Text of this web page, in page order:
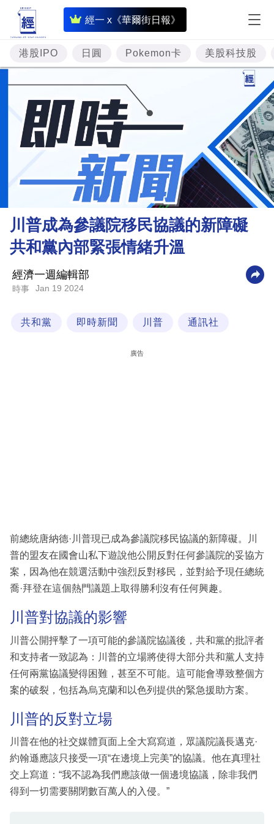
經一 x《華爾街日報》
即
時
財
經
專
題
投
資
樓
市
財
商
業
科
區
港股IPO 日圓 Pokemon卡 美股科技股
川普成為參議院移民協議的新障礙
共和黨內部緊張情緒升溫
經濟一週編輯部
時事 Jan 19 2024
共和黨 即時新聞 川普 通訊社
廣告
前總統唐納德·川普現已成為參議院移民協議的新障礙。川
普的盟友在國會山私下遊說他公開反對任何參議院的妥協方
案，因為他在競選活動中強烈反對移民，並對給予現任總統
喬·拜登在這個熱門議題上取得勝利沒有任何興趣。
川普對協議的影響
川普公開抨擊了一項可能的參議院協議後，共和黨的批評者
和支持者一致認為：川普的立場將使得大部分共和黨人支持
任何兩黨協議變得困難，甚至不可能。這可能會導致整個方
案的破裂，包括為烏克蘭和以色列提供的緊急援助方案。
川普的反對立場
川普在他的社交媒體頁面上全大寫寫道，眾議院議長邁克·
約翰遜應該只接受一項“在邊境上完美”的協議。他在真理社
交上寫道：“我不認為我們應該做一個邊境協議，除非我們
得到一切需要關閉數百萬人的入侵。”